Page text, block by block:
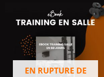
EN RUPTURE DE